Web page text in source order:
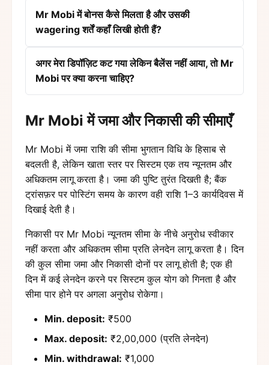
Mr Mobi में बोनस कैसे मिलता है और उसकी
wagering शर्तें कहाँ लिखी होती हैं?
अगर मेरा डिपॉज़िट कट गया लेकिन बैलेंस नहीं आया, तो Mr
Mobi पर क्या करना चाहिए?
Mr Mobi में जमा और निकासी की सीमाएँ
Mr Mobi में जमा राशि की सीमा भुगतान विधि के हिसाब से
बदलती है, लेकिन खाता स्तर पर सिस्टम एक तय न्यूनतम और
अधिकतम लागू करता है। जमा की पुष्टि तुरंत दिखती है; बैंक
ट्रांसफ़र पर पोस्टिंग समय के कारण वही राशि 1–3 कार्यदिवस में
दिखाई देती है।
निकासी पर Mr Mobi न्यूनतम सीमा के नीचे अनुरोध स्वीकार
नहीं करता और अधिकतम सीमा प्रति लेनदेन लागू करता है। दिन
की कुल सीमा जमा और निकासी दोनों पर लागू होती है; एक ही
दिन में कई लेनदेन करने पर सिस्टम कुल योग को गिनता है और
सीमा पार होने पर अगला अनुरोध रोकेगा।
Min. deposit: ₹500
Max. deposit: ₹2,00,000 (प्रति लेनदेन)
Min. withdrawal: ₹1,000